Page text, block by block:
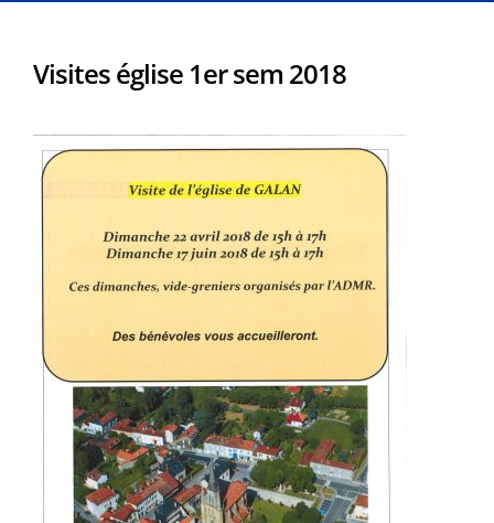
Visites église 1er sem 2018